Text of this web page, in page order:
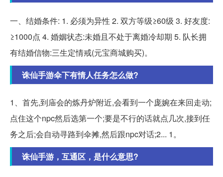
一、结婚条件: 1. 必须为异性 2. 双方等级≥60级 3. 好友度:
≥1000点 4. 婚姻状态:未婚且不处于离婚冷却期 5. 队长拥
有结婚信物:三生定情戒(元宝商城购买)。
诛仙手游伞下有情人任务怎么做?
1、首先,到庙会的炼丹炉附近,会看到一个庞婉在来回走动;
点住这个npc然后选第一个;要是不行的话就点几次,接到任
务之后;会自动寻路到伞摊,然后跟npc对话;2... 1。
诛仙手游，互通区，是什么意思?